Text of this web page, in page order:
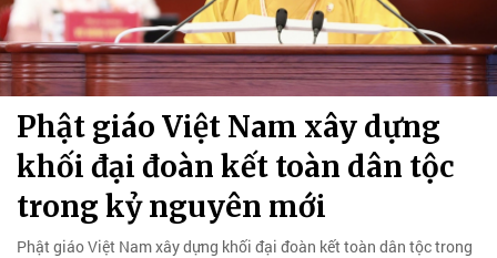
Phật giáo Việt Nam xây dựng
khối đại đoàn kết toàn dân tộc
trong kỷ nguyên mới
Phật giáo Việt Nam xây dựng khối đại đoàn kết toàn dân tộc trong